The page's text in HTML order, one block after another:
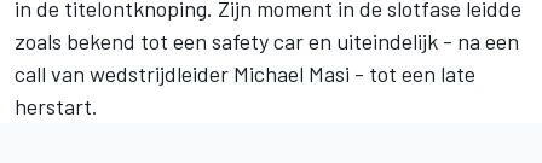
in de titelontknoping. Zijn moment in de slotfase leidde
zoals bekend tot een safety car en uiteindelijk - na een
call van wedstrijdleider Michael Masi - tot een late
herstart.